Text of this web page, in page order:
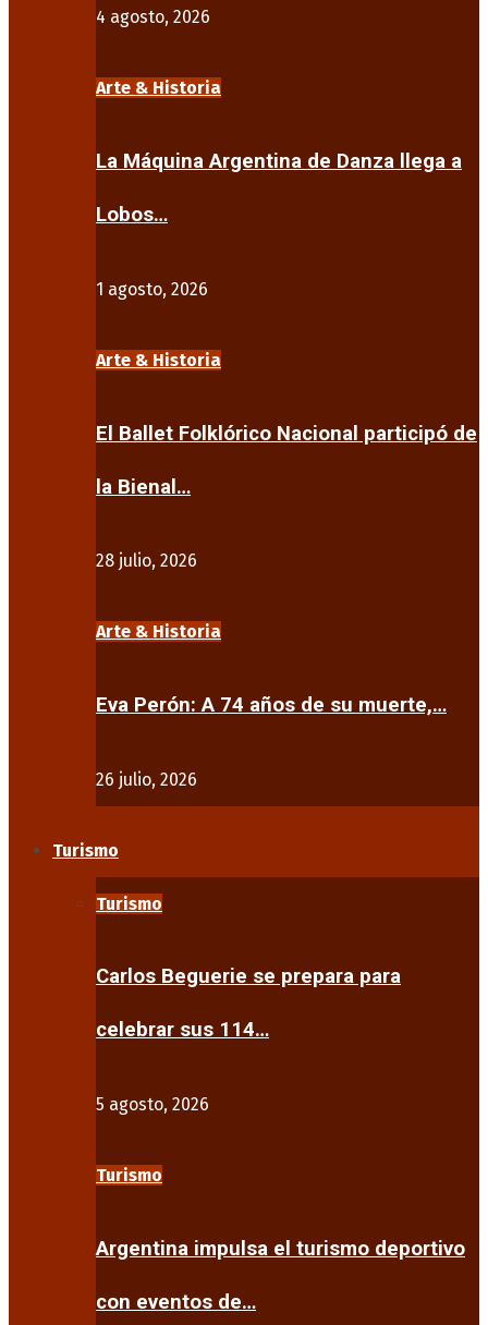
4 agosto, 2026
Arte & Historia
La Máquina Argentina de Danza llega a
Lobos…
1 agosto, 2026
Arte & Historia
El Ballet Folklórico Nacional participó de
la Bienal…
28 julio, 2026
Arte & Historia
Eva Perón: A 74 años de su muerte,…
26 julio, 2026
Turismo
Turismo
Carlos Beguerie se prepara para
celebrar sus 114…
5 agosto, 2026
Turismo
Argentina impulsa el turismo deportivo
con eventos de…